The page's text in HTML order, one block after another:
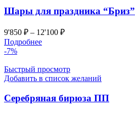
Шары для праздника “Бриз”
9'850 ₽ – 12'100 ₽
Подробнее
-7%
Быстрый просмотр
Добавить в список желаний
Серебряная бирюза ПП